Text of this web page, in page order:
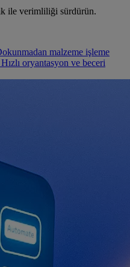
ile verimliliği sürdürün.
malzeme işleme
Hızlı oryantasyon ve beceri